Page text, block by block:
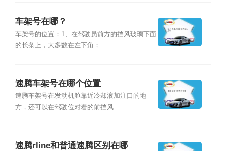
车架号在哪？
车架号的位置：1、在驾驶员前方的挡风玻璃下面
的长条上，大多数在左下角；...
速腾车架号在哪个位置
速腾车架号在发动机舱靠近冷却液加注口的地
方，还可以在驾驶位对着的前挡风...
速腾rline和普通速腾区别在哪